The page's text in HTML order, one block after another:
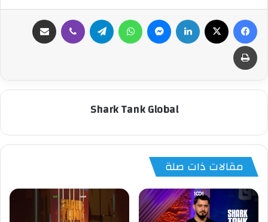
فيسبوك لينكدإن ماسنجر واتساب تيلقرام ڤايبر
طباعة
Shark Tank Global
مقالات ذات صلة